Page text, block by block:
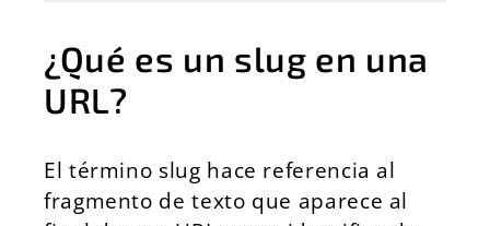
¿Qué es un slug en una
URL?
El término slug hace referencia al
fragmento de texto que aparece al